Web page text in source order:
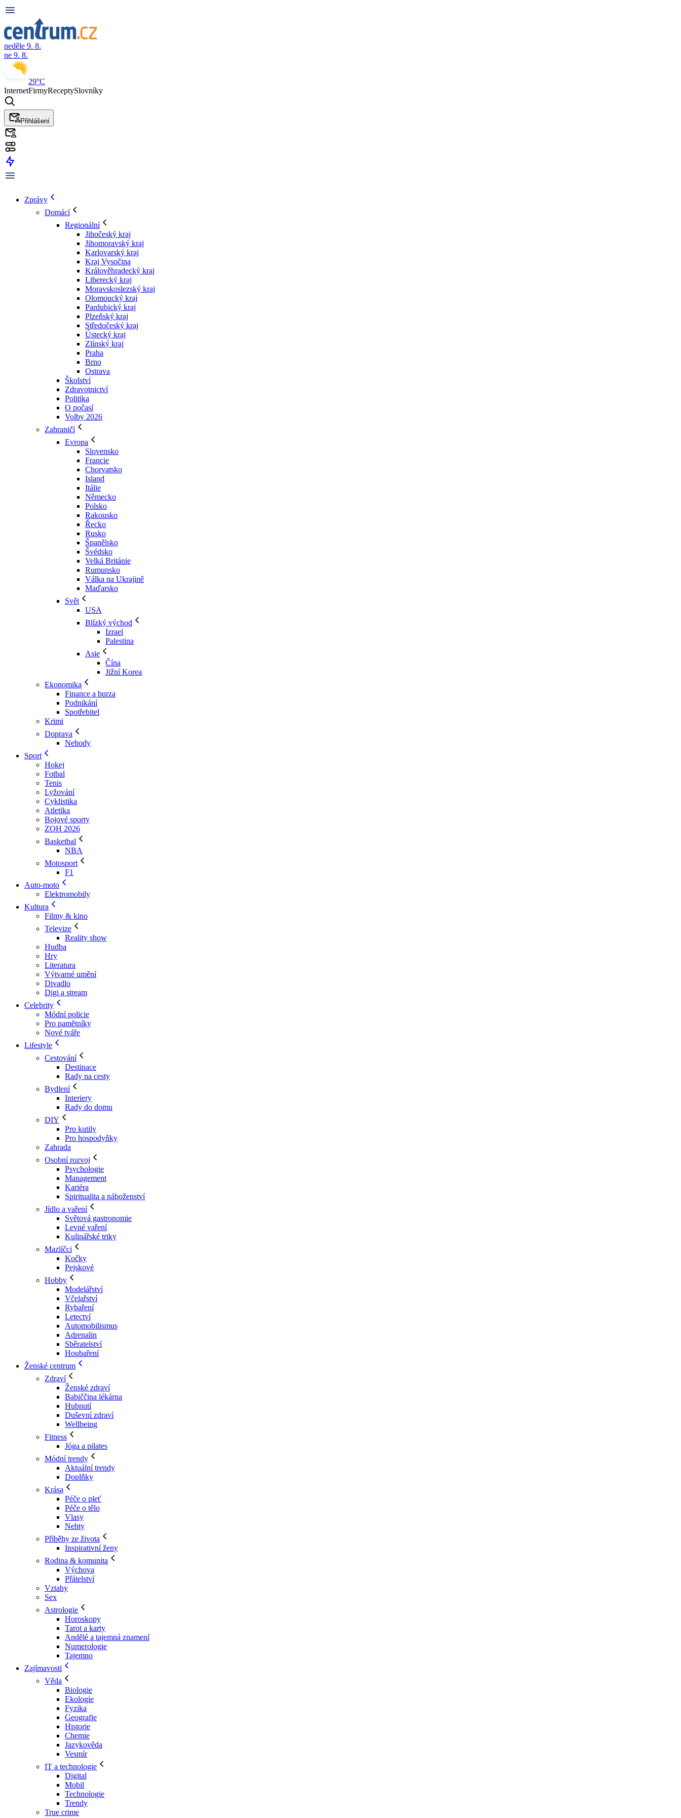
neděle 9. 8.
ne 9. 8.
29°C
InternetFirmyReceptySlovníky
Přihlášení
Zprávy
Domácí
Regionální
Jihočeský kraj
Jihomoravský kraj
Karlovarský kraj
Kraj Vysočina
Králověhradecký kraj
Liberecký kraj
Moravskoslezský kraj
Olomoucký kraj
Pardubický kraj
Plzeňský kraj
Středočeský kraj
Ústecký kraj
Zlínský kraj
Praha
Brno
Ostrava
Školství
Zdravotnictví
Politika
O počasí
Volby 2026
Zahraničí
Evropa
Slovensko
Francie
Chorvatsko
Island
Itálie
Německo
Polsko
Rakousko
Řecko
Rusko
Španělsko
Švédsko
Velká Británie
Rumunsko
Válka na Ukrajině
Maďarsko
Svět
USA
Blízký východ
Izrael
Palestina
Asie
Čína
Jižní Korea
Ekonomika
Finance a burza
Podnikání
Spotřebitel
Krimi
Doprava
Nehody
Sport
Hokej
Fotbal
Tenis
Lyžování
Cyklistika
Atletika
Bojové sporty
ZOH 2026
Basketbal
NBA
Motosport
F1
Auto-moto
Elektromobily
Kultura
Filmy & kino
Televize
Reality show
Hudba
Hry
Literatura
Výtvarné umění
Divadlo
Digi a stream
Celebrity
Módní policie
Pro pamětníky
Nové tváře
Lifestyle
Cestování
Destinace
Rady na cesty
Bydlení
Interiery
Rady do domu
DIY
Pro kutily
Pro hospodyňky
Zahrada
Osobní rozvoj
Psychologie
Management
Kariéra
Spiritualita a náboženství
Jídlo a vaření
Světová gastronomie
Levné vaření
Kulinářské triky
Mazlíčci
Kočky
Pejskové
Hobby
Modelářství
Včelařství
Rybaření
Letectví
Automobilismus
Adrenalin
Sběratelství
Houbaření
Ženské centrum
Zdraví
Ženské zdraví
Babiččina lékárna
Hubnutí
Duševní zdraví
Wellbeing
Fitness
Jóga a pilates
Módní trendy
Aktuální trendy
Doplňky
Krása
Péče o pleť
Péče o tělo
Vlasy
Nehty
Příběhy ze života
Inspirativní ženy
Rodina & komunita
Výchova
Přátelství
Vztahy
Sex
Astrologie
Horoskopy
Tarot a karty
Andělé a tajemná znamení
Numerologie
Tajemno
Zajímavosti
Věda
Biologie
Ekologie
Fyzika
Geografie
Historie
Chemie
Jazykověda
Vesmír
IT a technologie
Digital
Mobil
Technologie
Trendy
True crime